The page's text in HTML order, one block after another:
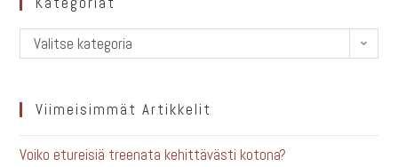
Valitse kategoria
Viimeisimmät Artikkelit
Voiko etureisiä treenata kehittävästi kotona?